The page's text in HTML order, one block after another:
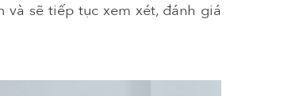
sẽ tiếp tục xem xét, đánh giá